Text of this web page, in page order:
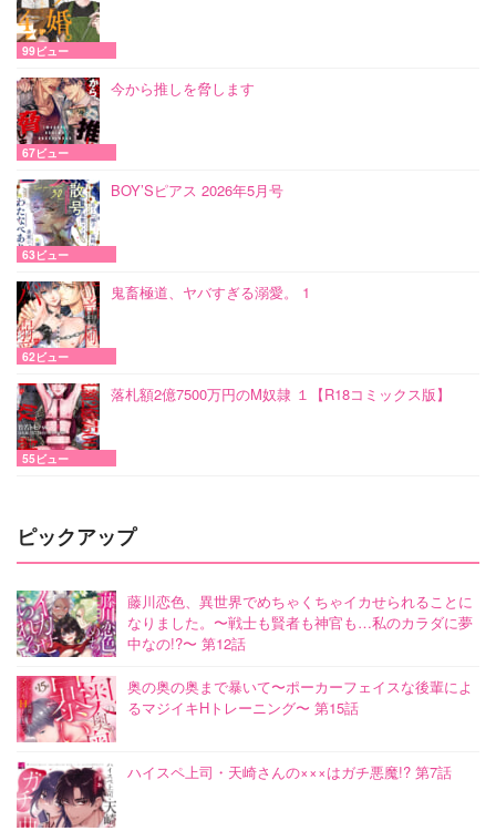
99ビュー
今から推しを脅します
67ビュー
BOY’Sピアス 2026年5月号
63ビュー
鬼畜極道、ヤバすぎる溺愛。 1
62ビュー
落札額2億7500万円のM奴隷 １【R18コミックス版】
55ビュー
ピックアップ
藤川恋色、異世界でめちゃくちゃイカせられることに
なりました。〜戦士も賢者も神官も…私のカラダに夢
中なの!?〜 第12話
奥の奥の奥まで暴いて〜ポーカーフェイスな後輩によ
るマジイキHトレーニング〜 第15話
ハイスペ上司・天崎さんの×××はガチ悪魔!? 第7話